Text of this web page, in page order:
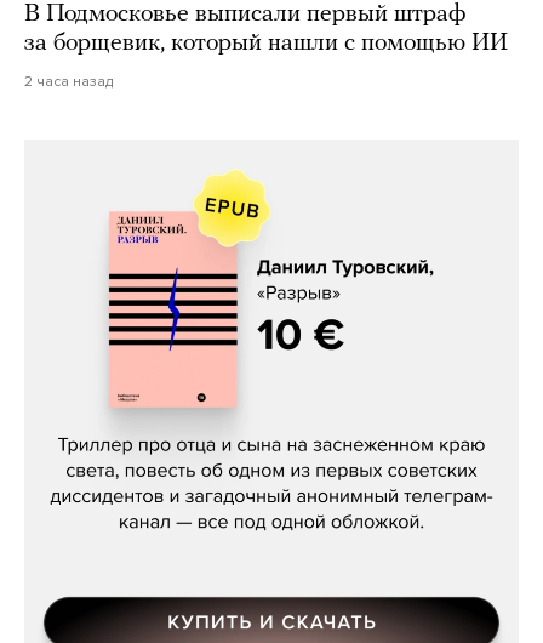
В Подмосковье выписали первый штраф
за борщевик, который нашли с помощью ИИ
2 часа назад
Даниил Туровский, «Разрыв»